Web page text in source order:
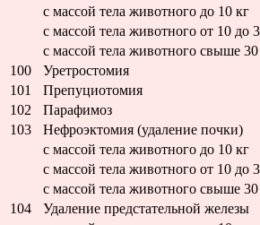
с массой тела животного до 10 кг
с массой тела животного от 10 до
с массой тела животного свыше 30
100
Уретростомия
101
Препуциотомия
102
Парафимоз
103
Нефроэктомия (удаление почки)
с массой тела животного до 10 кг
с массой тела животного от 10 до
с массой тела животного свыше 30
104
Удаление предстательной железы